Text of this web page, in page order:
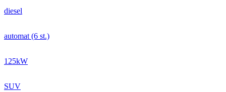
diesel
automat (6 st.)
125kW
SUV